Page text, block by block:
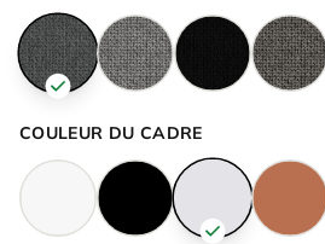
COULEUR DU CADRE